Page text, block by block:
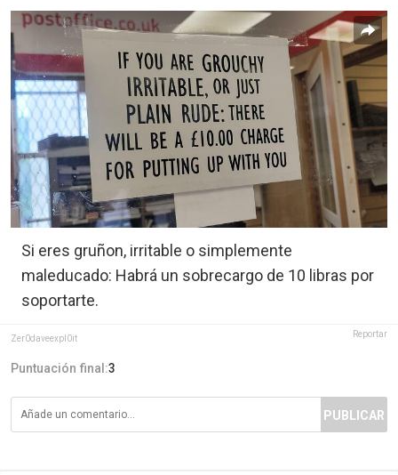
Si eres gruñon, irritable o simplemente
maleducado: Habrá un sobrecargo de 10 libras por
soportarte.
Zer0daveexpl0it Reportar
Puntuación final:3
PUBLICAR